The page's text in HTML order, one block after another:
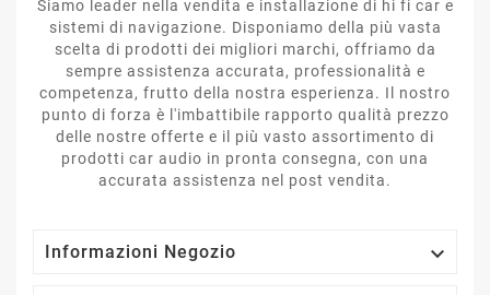
Siamo leader nella vendita e installazione di hi fi car e
sistemi di navigazione. Disponiamo della più vasta
scelta di prodotti dei migliori marchi, offriamo da
sempre assistenza accurata, professionalità e
competenza, frutto della nostra esperienza. Il nostro
punto di forza è l'imbattibile rapporto qualità prezzo
delle nostre offerte e il più vasto assortimento di
prodotti car audio in pronta consegna, con una
accurata assistenza nel post vendita.
Informazioni Negozio 